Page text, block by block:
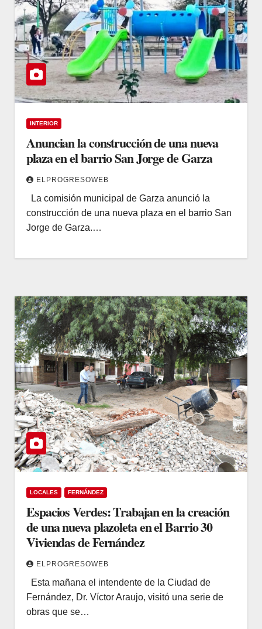
INTERIOR
Anuncian la construcción de una nueva
plaza en el barrio San Jorge de Garza
ELPROGRESOWEB
La comisión municipal de Garza anunció la
construcción de una nueva plaza en el barrio San
Jorge de Garza.…
LOCALES FERNÁNDEZ
Espacios Verdes: Trabajan en la creación
de una nueva plazoleta en el Barrio 30
Viviendas de Fernández
ELPROGRESOWEB
Esta mañana el intendente de la Ciudad de
Fernández, Dr. Víctor Araujo, visitó una serie de
obras que se…